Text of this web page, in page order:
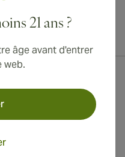
21 ans ?
âge avant d'entrer
web.
le Canada, le Royaume-Uni